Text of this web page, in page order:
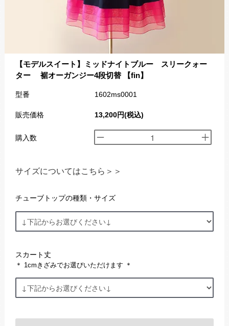
【モデルスイート】ミッドナイトブルー スリークォー
ター 裾オーガンジー4段切替 【fin】
型番 1602ms0001
販売価格 13,200円(税込)
購入数
サイズについてはこちら＞＞
チューブトップの種類・サイズ
スカート丈
＊ 1cmきざみでお選びいただけます ＊